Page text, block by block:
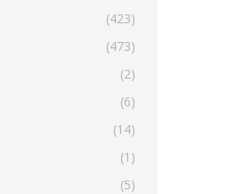
(423)
(473)
(2)
(6)
(14)
(1)
(5)